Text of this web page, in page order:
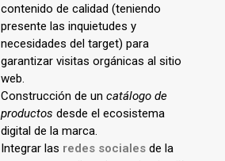
contenido de calidad (teniendo
presente las inquietudes y
necesidades del target) para
garantizar visitas orgánicas al sitio
web.
Construcción de un catálogo de
productos desde el ecosistema
digital de la marca.
Integrar las redes socialesde la